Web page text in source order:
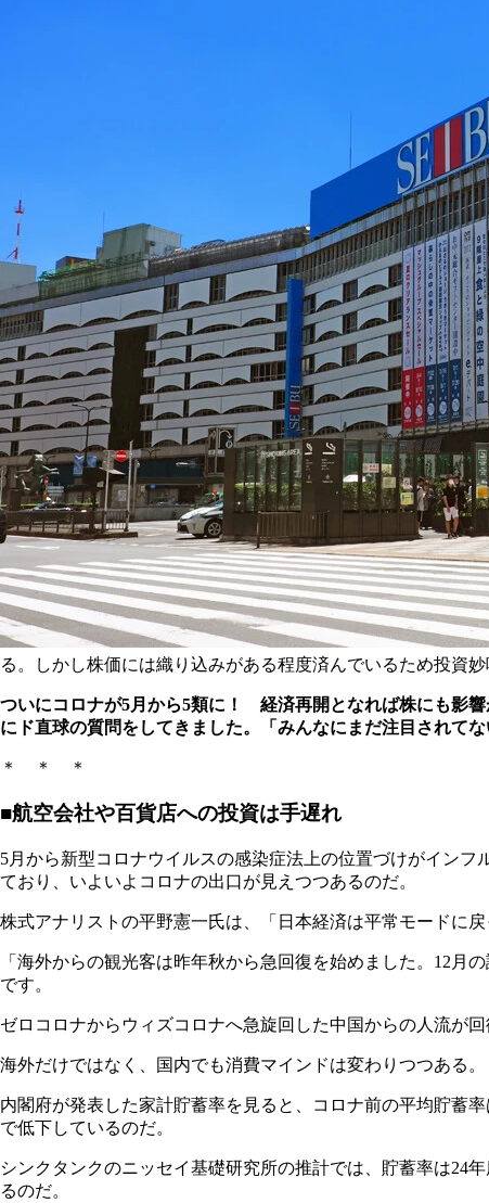
る。しかし株価には織り込みがある程度済んでいるため投資
ついにコロナが5月から5類に！ 経済再開となれば株にも影
にド直球の質問をしてきました。「みんなにまだ注目されて
＊ ＊ ＊
■航空会社や百貨店への投資は手遅れ
5月から新型コロナウイルスの感染症法上の位置づけがイン
ており、いよいよコロナの出口が見えつつあるのだ。
株式アナリストの平野憲一氏は、「日本経済は平常モードに戻
「海外からの観光客は昨年秋から急回復を始めました。12月
です。
ゼロコロナからウィズコロナへ急旋回した中国からの人流が
海外だけではなく、国内でも消費マインドは変わりつつある。
内閣府が発表した家計貯蓄率を見ると、コロナ前の平均貯蓄
で低下しているのだ。
シンクタンクのニッセイ基礎研究所の推計では、貯蓄率は24
るのだ。